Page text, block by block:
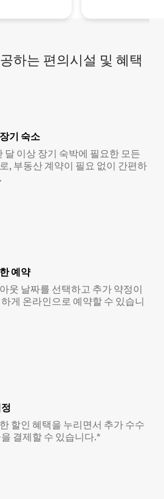
하는 편의시설 및 혜택
기 숙소
달 이상 장기 숙박에 필요한 모든
, 부동산 계약이 필요 없이 간편하
예약
웃 날짜를 선택하고 추가 약정이
게 온라인으로 예약할 수 있습니
할인 혜택을 누리면서 추가 수수
결제할 수 있습니다.*